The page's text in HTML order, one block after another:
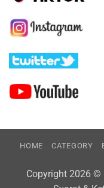
HOME CATEGORY
Copyright 2026 ©